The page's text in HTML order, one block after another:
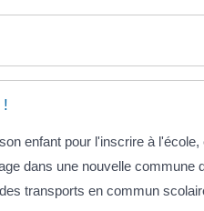
!
enfant pour l'inscrire à
dans une nouvelle commune
transports en commun